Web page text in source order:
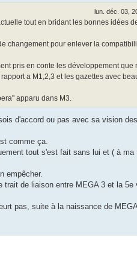
lun. déc. 03,
tout en bridant les bonnes idées
changement pour enlever la
pris en conte les développement que
a M1,2,3 et les gazettes avec
apparu dans M3.
d'accord ou pas avec sa vision
comme ça.
tout s'est fait sans lui et ( à ma
empêcher.
trait de liaison entre MEGA 3 et la 5e
pas, suite à la naissance de